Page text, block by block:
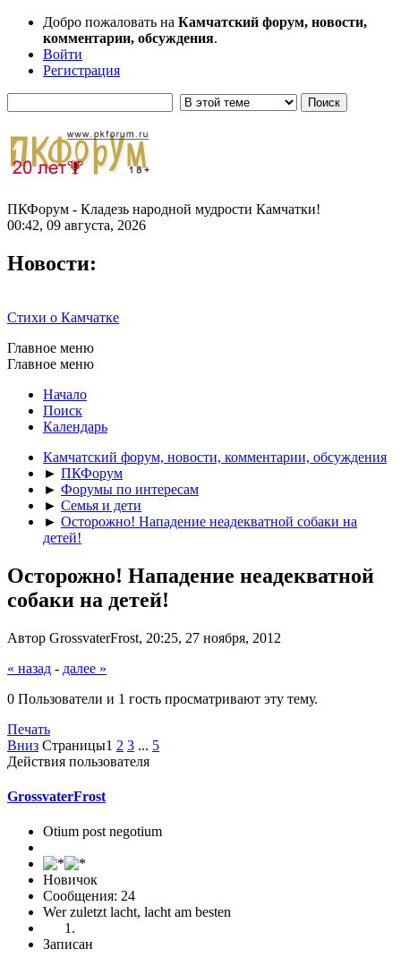
Добро пожаловать на Камчатский форум, новости,
комментарии, обсуждения.
Войти
Регистрация
ПКФорум - Кладезь народной мудрости Камчатки!
00:42, 09 августа, 2026
Новости:
Стихи о Камчатке
Главное меню
Главное меню
Начало
Поиск
Календарь
Камчатский форум, новости, комментарии, обсуждения
► ПКФорум
► Форумы по интересам
► Семья и дети
► Осторожно! Нападение неадекватной собаки на
детей!
Осторожно! Нападение неадекватной
собаки на детей!
Автор GrossvaterFrost, 20:25, 27 ноября, 2012
« назад - далее »
0 Пользователи и 1 гость просматривают эту тему.
Печать
Вниз Страницы1 2 3 ... 5
Действия пользователя
GrossvaterFrost
Otium post negotium
Новичок
Сообщения: 24
Wer zuletzt lacht, lacht am besten
Записан